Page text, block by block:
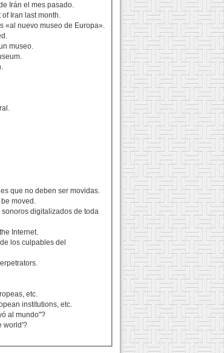
Irán el mes pasado.
Iran last month.
«al nuevo museo de Europa».
museo.
que no deben ser movidas.
moved.
digitalizados de toda
Internet.
los culpables del
etc.
institutions, etc.
al mundo"?
world'?